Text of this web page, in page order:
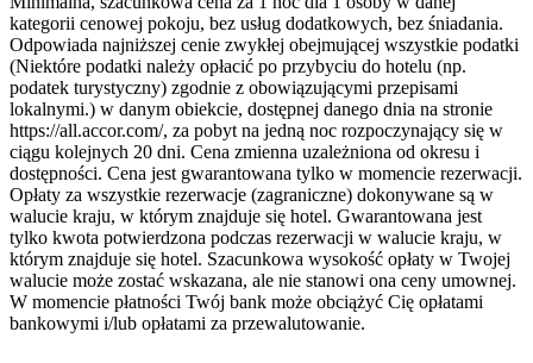
kategorii cenowej pokoju, bez usług dodatkowych, bez śniadania.
Odpowiada najniższej cenie zwykłej obejmującej wszystkie podatki
(Niektóre podatki należy opłacić po przybyciu do hotelu (np.
podatek turystyczny) zgodnie z obowiązującymi przepisami
lokalnymi.) w danym obiekcie, dostępnej danego dnia na stronie
https://all.accor.com/, za pobyt na jedną noc rozpoczynający się w
ciągu kolejnych 20 dni. Cena zmienna uzależniona od okresu i
dostępności. Cena jest gwarantowana tylko w momencie rezerwacji.
Opłaty za wszystkie rezerwacje (zagraniczne) dokonywane są w
walucie kraju, w którym znajduje się hotel. Gwarantowana jest
tylko kwota potwierdzona podczas rezerwacji w walucie kraju, w
którym znajduje się hotel. Szacunkowa wysokość opłaty w Twojej
walucie może zostać wskazana, ale nie stanowi ona ceny umownej.
W momencie płatności Twój bank może obciążyć Cię opłatami
bankowymi i/lub opłatami za przewalutowanie.